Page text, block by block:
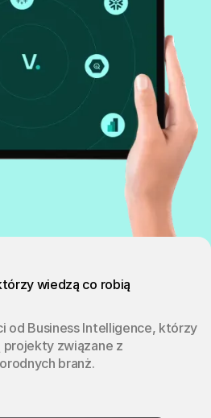
wiedzą co robią
od Business Intelligence, którzy
związane z
branż.